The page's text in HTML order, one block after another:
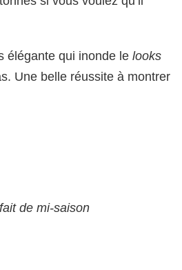
élégante qui inonde le looks
Une belle réussite à montrer
de mi-saison